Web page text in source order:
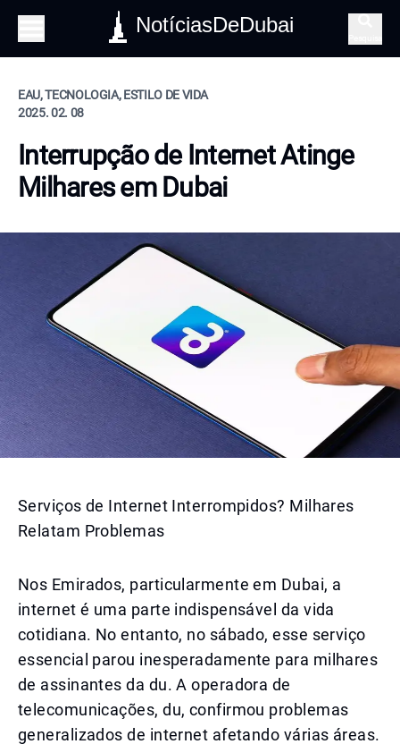
NotíciasDeDubai
EAU, TECNOLOGIA, ESTILO DE VIDA
2025. 02. 08
Interrupção de Internet Atinge
Milhares em Dubai
Serviços de Internet Interrompidos? Milhares
Relatam Problemas
Nos Emirados, particularmente em Dubai, a
internet é uma parte indispensável da vida
cotidiana. No entanto, no sábado, esse serviço
essencial parou inesperadamente para milhares
de assinantes da du. A operadora de
telecomunicações, du, confirmou problemas
generalizados de internet afetando várias áreas.